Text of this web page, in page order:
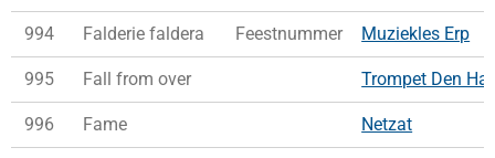
994 Falderie faldera Feestnummer Muziekles Erp
995 Fall from over Trompet Den
996 Fame Netzat